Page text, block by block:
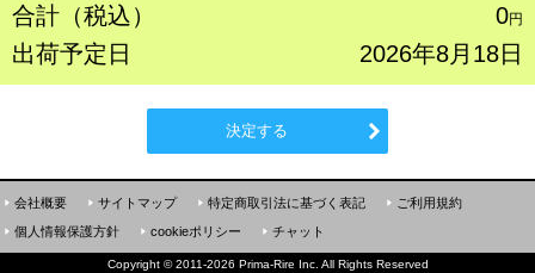
合計（税込） 0円
出荷予定日 2026年8月18日
決定する
会社概要 サイトマップ 特定商取引法に基づく表記
ご利用規約
個人情報保護方針
cookieポリシー チャット
Copyright ©2011-2026 Prima-Rire Inc. All Rights Reserved